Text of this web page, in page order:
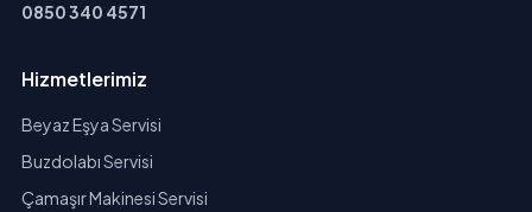
0850 340 4571
Hizmetlerimiz
Beyaz Eşya Servisi
Buzdolabı Servisi
Çamaşır Makinesi Servisi